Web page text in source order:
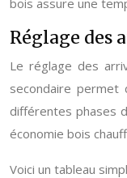
bois assure une
Réglage des
Le réglage des
secondaire permet
différentes phases
économie bois
Voici un tableau